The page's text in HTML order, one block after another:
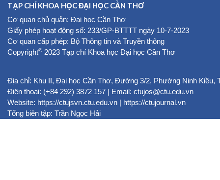
TẠP CHÍ KHOA HỌC ĐẠI HỌC CẦN THƠ
Cơ quan chủ quản: Đại học Cần Thơ
Giấy phép hoạt động số: 233/GP-BTTTT ngày 10-7-2023
Cơ quan cấp phép: Bộ Thông tin và Truyền thông
Copyright© 2023 Tạp chí Khoa học Đại học Cần Thơ
Địa chỉ: Khu II, Đại học Cần Thơ, Đường 3/2, Phường Ninh Kiều,
Điện thoại: (+84 292) 3872 157 | Email: ctujos@ctu.edu.vn
Website: https://ctujsvn.ctu.edu.vn | https://ctujournal.vn
Tổng biên tập: Trần Ngọc Hải